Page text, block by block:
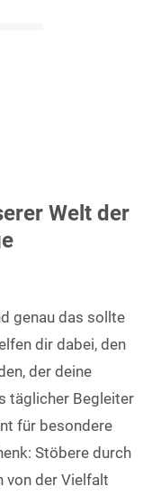
Welt der
genau das sollte
dir dabei, den
der deine
täglicher Begleiter
für besondere
Stöbere durch
von der Vielfalt